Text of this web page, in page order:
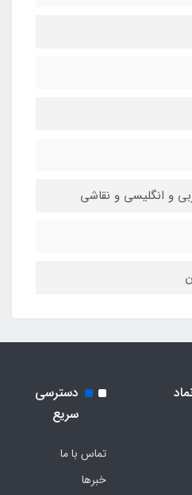
و انگلیسی و نقاشی
دسترسی
سریع
تماس با ما
خبرها